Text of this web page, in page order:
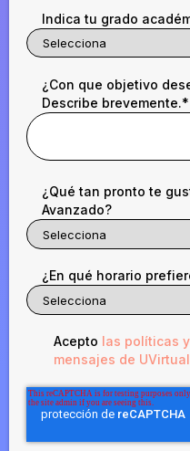
Indica tu grado
¿Con que objetivo
Describe brevemente.*
¿Qué tan pronto te
Avanzado?
¿En qué horario
Acepto
las políticas
mensajes de UVirtual